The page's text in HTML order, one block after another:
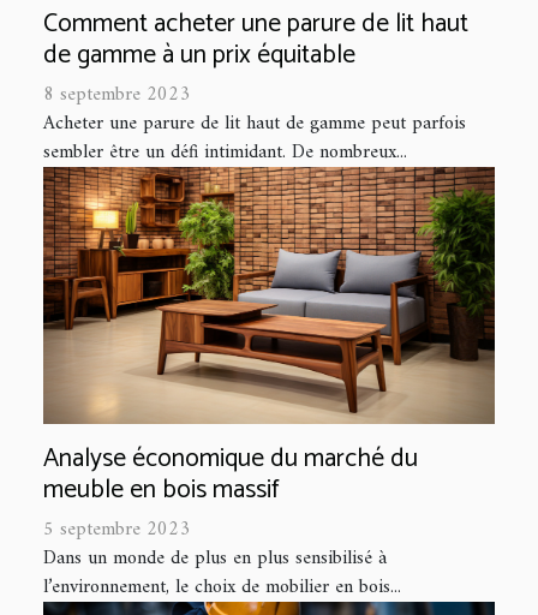
Comment acheter une parure de lit haut
de gamme à un prix équitable
8 septembre 2023
Acheter une parure de lit haut de gamme peut parfois
sembler être un défi intimidant. De nombreux...
Analyse économique du marché du
meuble en bois massif
5 septembre 2023
Dans un monde de plus en plus sensibilisé à
l’environnement, le choix de mobilier en bois...